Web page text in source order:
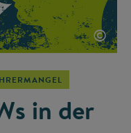
©
in der